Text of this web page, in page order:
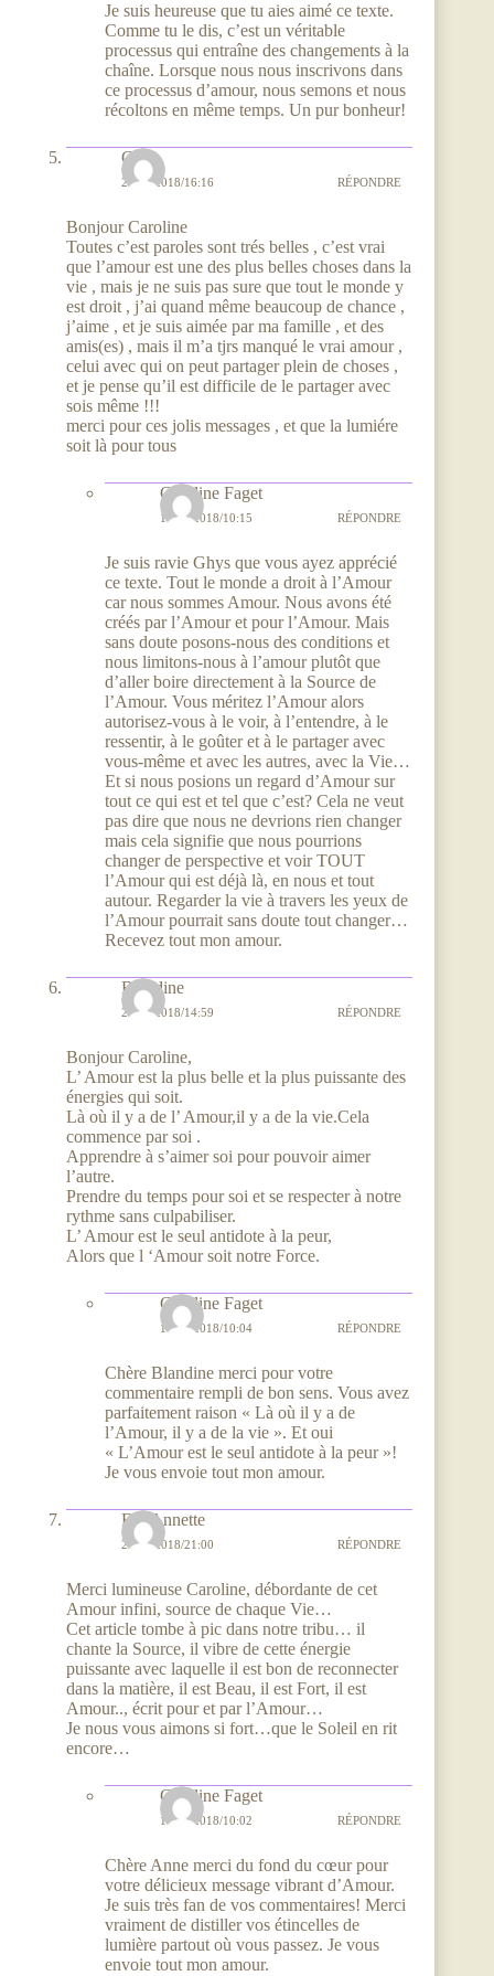
Je suis heureuse que tu aies aimé ce texte.
Comme tu le dis, c’est un véritable
processus qui entraîne des changements à la
chaîne. Lorsque nous nous inscrivons dans
ce processus d’amour, nous semons et nous
récoltons en même temps. Un pur bonheur!
Ghys
28/05/2018/16:16 RÉPONDRE
Bonjour Caroline
Toutes c’est paroles sont trés belles , c’est vrai
que l’amour est une des plus belles choses dans la
vie , mais je ne suis pas sure que tout le monde y
est droit , j’ai quand même beaucoup de chance ,
j’aime , et je suis aimée par ma famille , et des
amis(es) , mais il m’a tjrs manqué le vrai amour ,
celui avec qui on peut partager plein de choses ,
et je pense qu’il est difficile de le partager avec
sois même !!!
merci pour ces jolis messages , et que la lumiére
soit là pour tous
Caroline Faget
11/06/2018/10:15 RÉPONDRE
Je suis ravie Ghys que vous ayez apprécié
ce texte. Tout le monde a droit à l’Amour
car nous sommes Amour. Nous avons été
créés par l’Amour et pour l’Amour. Mais
sans doute posons-nous des conditions et
nous limitons-nous à l’amour plutôt que
d’aller boire directement à la Source de
l’Amour. Vous méritez l’Amour alors
autorisez-vous à le voir, à l’entendre, à le
ressentir, à le goûter et à le partager avec
vous-même et avec les autres, avec la Vie…
Et si nous posions un regard d’Amour sur
tout ce qui est et tel que c’est? Cela ne veut
pas dire que nous ne devrions rien changer
mais cela signifie que nous pourrions
changer de perspective et voir TOUT
l’Amour qui est déjà là, en nous et tout
autour. Regarder la vie à travers les yeux de
l’Amour pourrait sans doute tout changer…
Recevez tout mon amour.
Blandine
27/05/2018/14:59 RÉPONDRE
Bonjour Caroline,
L’ Amour est la plus belle et la plus puissante des
énergies qui soit.
Là où il y a de l’ Amour,il y a de la vie.Cela
commence par soi .
Apprendre à s’aimer soi pour pouvoir aimer
l’autre.
Prendre du temps pour soi et se respecter à notre
rythme sans culpabiliser.
L’ Amour est le seul antidote à la peur,
Alors que l ‘Amour soit notre Force.
Caroline Faget
11/06/2018/10:04 RÉPONDRE
Chère Blandine merci pour votre
commentaire rempli de bon sens. Vous avez
parfaitement raison « Là où il y a de
l’Amour, il y a de la vie ». Et oui
« L’Amour est le seul antidote à la peur »!
Je vous envoie tout mon amour.
Fée Annette
26/05/2018/21:00 RÉPONDRE
Merci lumineuse Caroline, débordante de cet
Amour infini, source de chaque Vie…
Cet article tombe à pic dans notre tribu… il
chante la Source, il vibre de cette énergie
puissante avec laquelle il est bon de reconnecter
dans la matière, il est Beau, il est Fort, il est
Amour.., écrit pour et par l’Amour…
Je nous vous aimons si fort…que le Soleil en rit
encore…
Caroline Faget
11/06/2018/10:02 RÉPONDRE
Chère Anne merci du fond du cœur pour
votre délicieux message vibrant d’Amour.
Je suis très fan de vos commentaires! Merci
vraiment de distiller vos étincelles de
lumière partout où vous passez. Je vous
envoie tout mon amour.